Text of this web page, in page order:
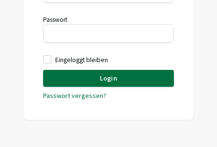
Passwort
Eingeloggt bleiben
Login
Passwort vergessen?